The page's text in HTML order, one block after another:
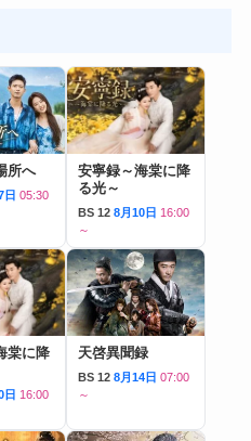
所へ
日 05:30
安寧録～海棠に降
る光～
BS 12 8月10日 16:00
～
棠に降
日 16:00
天啓異聞録
BS 12 8月14日 07:00
～